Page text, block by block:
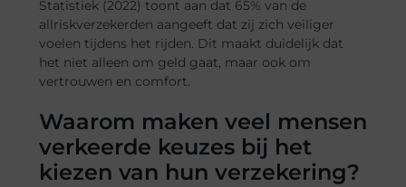
Statistiek (2022) toont aan dat 65% van de
allriskverzekerden aangeeft dat zij zich veiliger
voelen tijdens het rijden. Dit maakt duidelijk dat
het niet alleen om geld gaat, maar ook om
vertrouwen en comfort.
Waarom maken veel mensen
verkeerde keuzes bij het
kiezen van hun verzekering?